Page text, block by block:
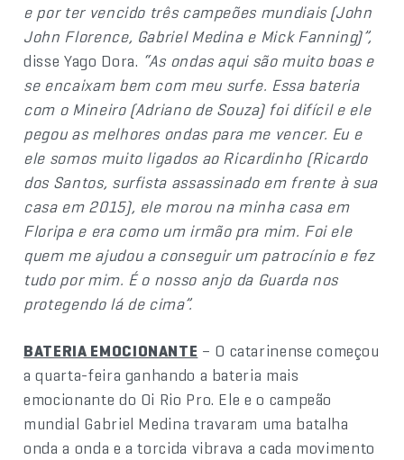
e por ter vencido três campeões mundiais (John
John Florence, Gabriel Medina e Mick Fanning)”,
disse Yago Dora. “As ondas aqui são muito boas e
se encaixam bem com meu surfe. Essa bateria
com o Mineiro (Adriano de Souza) foi difícil e ele
pegou as melhores ondas para me vencer. Eu e
ele somos muito ligados ao Ricardinho (Ricardo
dos Santos, surfista assassinado em frente à sua
casa em 2015), ele morou na minha casa em
Floripa e era como um irmão pra mim. Foi ele
quem me ajudou a conseguir um patrocínio e fez
tudo por mim. É o nosso anjo da Guarda nos
protegendo lá de cima”.
BATERIA EMOCIONANTE – O catarinense começou
a quarta-feira ganhando a bateria mais
emocionante do Oi Rio Pro. Ele e o campeão
mundial Gabriel Medina travaram uma batalha
onda a onda e a torcida vibrava a cada movimento